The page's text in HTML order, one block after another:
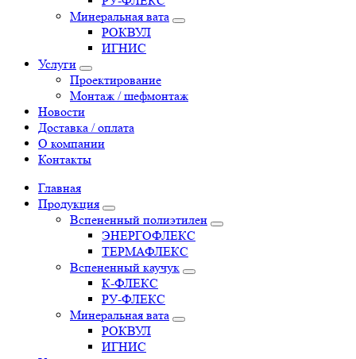
Минеральная вата
РОКВУЛ
ИГНИС
Услуги
Проектирование
Монтаж / шефмонтаж
Новости
Доставка / оплата
О компании
Контакты
Главная
Продукция
Вспененный полиэтилен
ЭНЕРГОФЛЕКС
ТЕРМАФЛЕКС
Вспененный каучук
К-ФЛЕКС
РУ-ФЛЕКС
Минеральная вата
РОКВУЛ
ИГНИС